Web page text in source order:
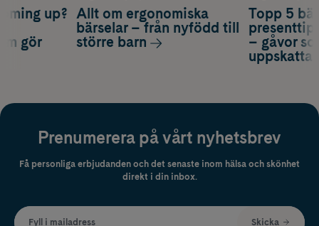
Topp 5
– gåvor
up?
gör
Allt om ergonomiska
bärselar – från nyfödd till
större barn
Prenumerera på vårt nyhetsbrev
Få personliga erbjudanden och det senaste inom hälsa och skönhet
direkt i din inbox.
Fyll i mailadress Skicka